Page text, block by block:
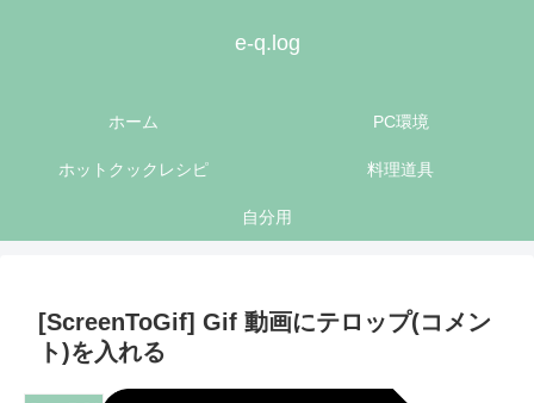
e-q.log
ホーム PC環境
ホットクックレシピ 料理道具
自分用
[ScreenToGif] Gif 動画にテロップ(コメン
ト)を入れる